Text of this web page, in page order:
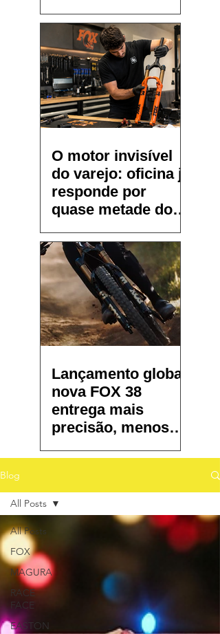
Brasil
O motor invisível
do varejo: oficina já
responde por
quase metade do
pequenos bike
shops
Lançamento global:
nova FOX 38
entrega mais
precisão, menos
total
Blog
All Posts
FOX
MAGURA
RACE
FACE
EASTON
All Posts